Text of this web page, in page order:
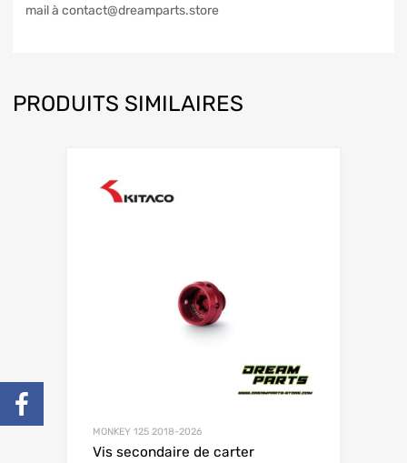
mail à contact@dreamparts.store
PRODUITS SIMILAIRES
MONKEY 125 2018-2026
Vis secondaire de carter